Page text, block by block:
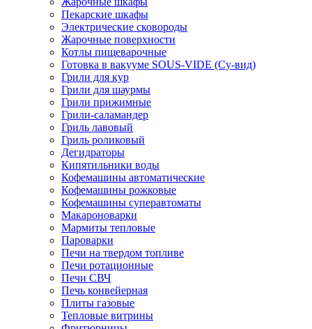
Пекарские шкафы
Электрические сковороды
Жарочные поверхности
Котлы пищеварочные
Готовка в вакууме SOUS-VIDE (Су-вид)
Грили для кур
Грили для шаурмы
Грили прижимные
Грили-саламандер
Гриль лавовый
Гриль роликовый
Дегидраторы
Кипятильники воды
Кофемашины автоматические
Кофемашины рожковые
Кофемашины суперавтоматы
Макароноварки
Мармиты тепловые
Пароварки
Печи на твердом топливе
Печи ротационные
Печи СВЧ
Печь конвейерная
Плиты газовые
Тепловые витрины